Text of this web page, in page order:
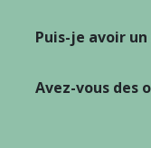
Puis-je avoir
Avez-vous des